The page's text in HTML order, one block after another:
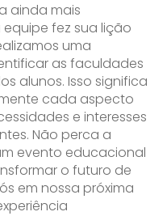
ainda mais
fez sua lição
uma
as faculdades
alunos. Isso significa
cada aspecto
e interesses
Não perca a
evento educacional
o futuro de
em nossa próxima